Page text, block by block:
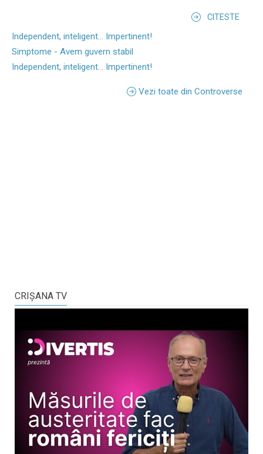
CITESTE
Independent, inteligent... Impertinent!
Simptome - Avem guvern stabil
Independent, inteligent... Impertinent!
Vezi toate din Controverse
CRIŞANA TV